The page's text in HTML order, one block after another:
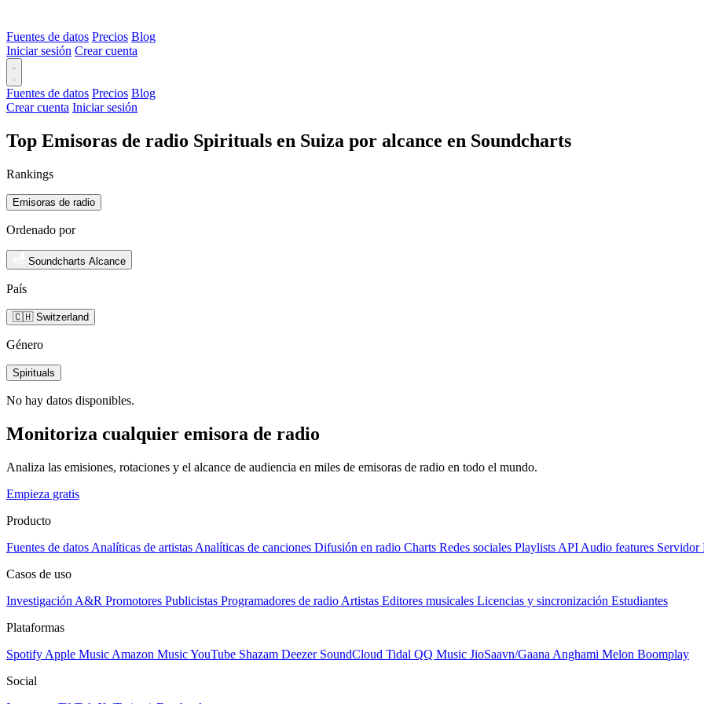
Fuentes de datos Precios Blog
Iniciar sesión Crear cuenta
Fuentes de datos Precios Blog
Crear cuenta Iniciar sesión
Top Emisoras de radio Spirituals en Suiza por alcance en Soundcharts
Rankings
Emisoras de radio
Ordenado por
Soundcharts Alcance
País
🇨🇭 Switzerland
Género
Spirituals
No hay datos disponibles.
Monitoriza cualquier emisora de radio
Analiza las emisiones, rotaciones y el alcance de audiencia en miles de emisoras de radio en todo el mundo.
Empieza gratis
Producto
Fuentes de datos Analíticas de artistas Analíticas de canciones Difusión en radio Charts Redes sociales Playlists API Audio features Servidor
Casos de uso
Investigación A&R Promotores Publicistas Programadores de radio Artistas Editores musicales Licencias y sincronización Estudiantes
Plataformas
Spotify Apple Music Amazon MusicYouTube Shazam Deezer SoundCloud Tidal QQ Music JioSaavn/Gaana Anghami Melon Boomplay
Social